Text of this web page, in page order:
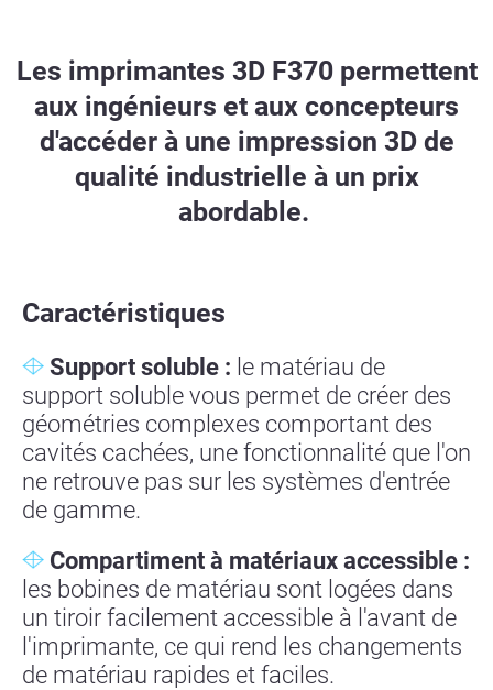
Les imprimantes 3D F370 permettent
aux ingénieurs et aux concepteurs
d'accéder à une impression 3D de
qualité industrielle à un prix
abordable.
Caractéristiques
Support soluble : le matériau de
support soluble vous permet de créer des
géométries complexes comportant des
cavités cachées, une fonctionnalité que l'on
ne retrouve pas sur les systèmes d'entrée
de gamme.
Compartiment à matériaux accessible :
les bobines de matériau sont logées dans
un tiroir facilement accessible à l'avant de
l'imprimante, ce qui rend les changements
de matériau rapides et faciles.